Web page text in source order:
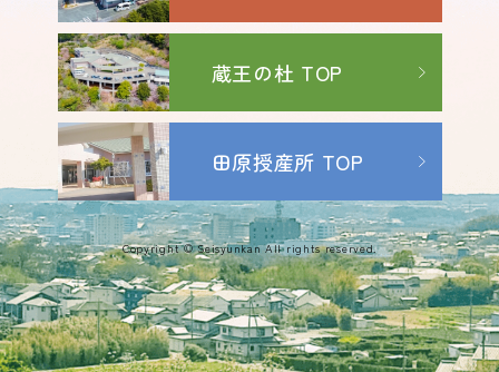
蔵王の杜 TOP
田原授産所 TOP
Copyright © Seisyunkan All rights reserved.